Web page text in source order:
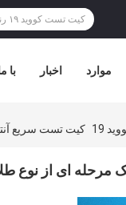
با اخبار موارد
19 کیت تست سریع
ای از نوع طلای